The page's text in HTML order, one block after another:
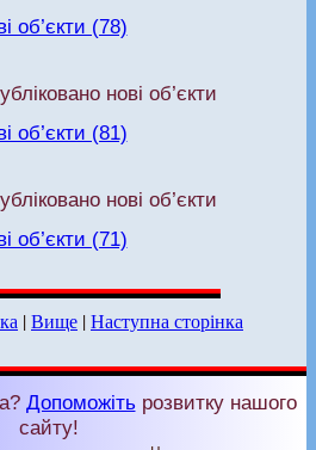
об’єкти (78)
нові об’єкти
об’єкти (81)
нові об’єкти
об’єкти (71)
|Вище |Наступна сторінка
Допоможіть розвитку нашого
сайту!